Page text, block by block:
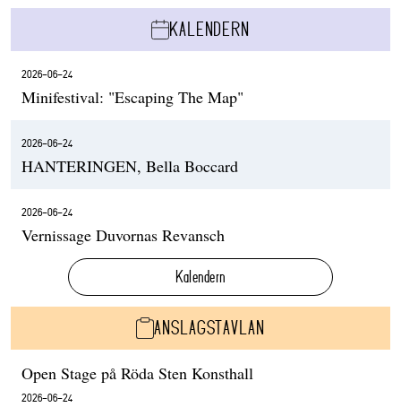
KALENDERN
2026-06-24
Minifestival: "Escaping The Map"
2026-06-24
HANTERINGEN, Bella Boccard
2026-06-24
Vernissage Duvornas Revansch
Kalendern
ANSLAGSTAVLAN
Open Stage på Röda Sten Konsthall
2026-06-24